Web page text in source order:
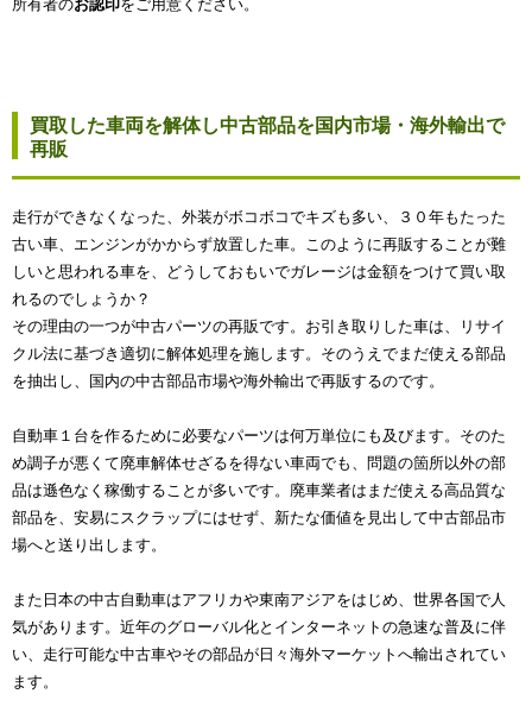
所有者のお認印をご用意ください。
買取した車両を解体し中古部品を国内市場・海外輸出で
再販
走行ができなくなった、外装がボコボコでキズも多い、３０年もたった
古い車、エンジンがかからず放置した車。このように再販することが難
しいと思われる車を、どうしておもいでガレージは金額をつけて買い取
れるのでしょうか？
その理由の一つが中古パーツの再販です。お引き取りした車は、リサイ
クル法に基づき適切に解体処理を施します。そのうえでまだ使える部品
を抽出し、国内の中古部品市場や海外輸出で再販するのです。
自動車１台を作るために必要なパーツは何万単位にも及びます。そのた
め調子が悪くて廃車解体せざるを得ない車両でも、問題の箇所以外の部
品は遜色なく稼働することが多いです。廃車業者はまだ使える高品質な
部品を、安易にスクラップにはせず、新たな価値を見出して中古部品市
場へと送り出します。
また日本の中古自動車はアフリカや東南アジアをはじめ、世界各国で人
気があります。近年のグローバル化とインターネットの急速な普及に伴
い、走行可能な中古車やその部品が日々海外マーケットへ輸出されてい
ます。